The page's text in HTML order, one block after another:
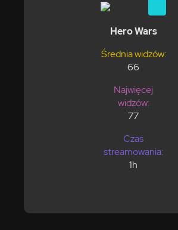
Hero Wars
Średnia widzów:
66
Najwięcej
widzów:
77
Czas
streamowania:
1h